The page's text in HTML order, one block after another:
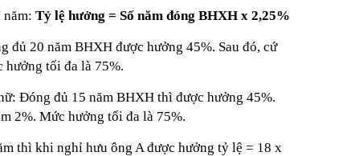
Tỷ lệ hưởng = Số năm đóng BHXH x 2,25%
20 năm BHXH được hưởng 45%. Sau đó, cứ
hưởng tối đa là 75%.
Đóng đủ 15 năm BHXH thì được hưởng 45%.
2%. Mức hưởng tối đa là 75%.
thì khi nghỉ hưu ông A được hưởng tỷ lệ = 18 x